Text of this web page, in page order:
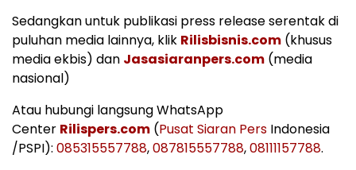
Sedangkan untuk publikasi press release serentak di
puluhan media lainnya, klik Rilisbisnis.com (khusus
media ekbis) dan Jasasiaranpers.com (media
nasional)
Atau hubungi langsung WhatsApp
Center Rilispers.com (Pusat Siaran Pers Indonesia
/PSPI): 085315557788,087815557788,08111157788.